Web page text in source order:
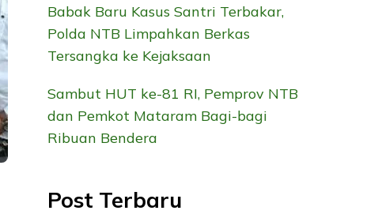
Babak Baru Kasus Santri Terbakar,
Polda NTB Limpahkan Berkas
Tersangka ke Kejaksaan
Sambut HUT ke-81 RI, Pemprov NTB
dan Pemkot Mataram Bagi-bagi
Ribuan Bendera
Post Terbaru